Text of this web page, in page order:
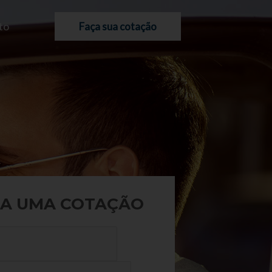
Faça sua cotação
UMA COTAÇÃO